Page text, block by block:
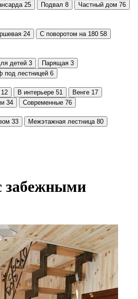
25 Подвал 8 Частный дом 76
24 С поворотом на 180 58
защита для детей 3 Парящая 3
под лестницей 6
12 В интерьере 51 Венге 17
34 Современные 76
33 Межэтажная лестница 80
забежными